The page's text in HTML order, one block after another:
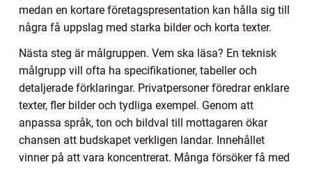
medan en kortare företagspresentation kan hålla sig till
några få uppslag med starka bilder och korta texter.
Nästa steg är målgruppen. Vem ska läsa? En teknisk
målgrupp vill ofta ha specifikationer, tabeller och
detaljerade förklaringar. Privatpersoner föredrar enklare
texter, fler bilder och tydliga exempel. Genom att
anpassa språk, ton och bildval till mottagaren ökar
chansen att budskapet verkligen landar. Innehållet
vinner på att vara koncentrerat. Många försöker få med